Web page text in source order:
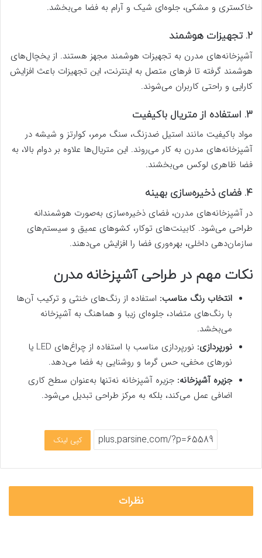
خاکستری و مشکی، جلوه‌ای شیک و آرام به فضا می‌بخشد.
۲. تجهیزات هوشمند
آشپزخانه‌های مدرن به تجهیزات هوشمند مجهز هستند. از یخچال‌های
هوشمند گرفته تا فرهای متصل به اینترنت، این تجهیزات باعث افزایش
کارایی و راحتی کاربران می‌شوند.
۳. استفاده از متریال باکیفیت
مواد باکیفیت مانند استیل ضدزنگ، سنگ مرمر، کوارتز و شیشه در
آشپزخانه‌های مدرن به کار می‌روند. این متریال‌ها علاوه بر دوام بالا، به
فضا ظاهری لوکس می‌بخشند.
۴. فضای ذخیره‌سازی بهینه
در آشپزخانه‌های مدرن، فضای ذخیره‌سازی به‌صورت هوشمندانه
طراحی می‌شود. کابینت‌های توکار، کشوهای عمیق و سیستم‌های
سازمان‌دهی داخلی، بهره‌وری فضا را افزایش می‌دهند.
نکات مهم در طراحی آشپزخانه مدرن
انتخاب رنگ مناسب: استفاده از رنگ‌های خنثی و ترکیب آن‌ها
با رنگ‌های متضاد، جلوه‌ای زیبا و هماهنگ به آشپزخانه
می‌بخشد.
نورپردازی:
نورپردازی مناسب با استفاده از چراغ‌های LED یا
نورهای مخفی، حس گرما و روشنایی به فضا می‌دهد.
جزیره آشپزخانه: جزیره آشپزخانه نه‌تنها به‌عنوان سطح کاری
اضافی عمل می‌کند، بلکه به مرکز طراحی تبدیل می‌شود.
کپی لینک
نظرات